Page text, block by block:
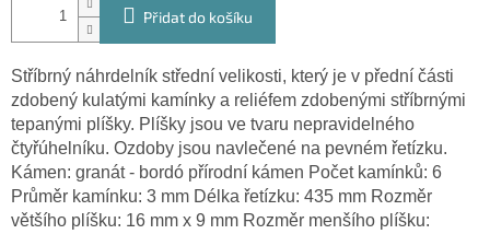
Přidat do košíku
Stříbrný náhrdelník střední velikosti, který je v přední části
zdobený kulatými kamínky a reliéfem zdobenými stříbrnými
tepanými plíšky. Plíšky jsou ve tvaru nepravidelného
čtyřúhelníku. Ozdoby jsou navlečené na pevném řetízku.
Kámen: granát - bordó přírodní kámen Počet kamínků: 6
Průměr kamínku: 3 mm Délka řetízku: 435 mm Rozměr
většího plíšku: 16 mm x 9 mm Rozměr menšího plíšku: